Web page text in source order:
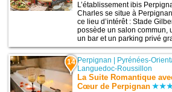
L’établissement ibis
Charles se situe à
ce lieu d’intérêt : Stade
possède un salon commun,
un bar et un parking privé
14 Perpignan Pyrénées-
Languedoc-Roussillon
La Suite Romantique
Cœur de Perpignan